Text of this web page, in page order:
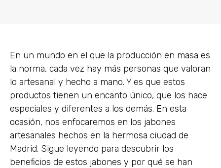
En un mundo en el que la producción en masa es
la norma, cada vez hay más personas que valoran
lo artesanal y hecho a mano. Y es que estos
productos tienen un encanto único, que los hace
especiales y diferentes a los demás. En esta
ocasión, nos enfocaremos en los jabones
artesanales hechos en la hermosa ciudad de
Madrid. Sigue leyendo para descubrir los
beneficios de estos jabones y por qué se han